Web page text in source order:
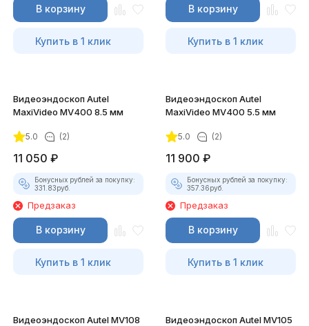
В корзину
Купить в 1 клик
В корзину
Купить в 1 клик
Видеоэндоскоп Autel
MaxiVideo MV400 8.5 мм
5.0 (2)
11 050 ₽
Бонусных рублей за покупку:
331.83руб.
Предзаказ
В корзину
Купить в 1 клик
Видеоэндоскоп Autel
MaxiVideo MV400 5.5 мм
5.0 (2)
11 900 ₽
Бонусных рублей за покупку:
357.36руб.
Предзаказ
В корзину
Купить в 1 клик
Видеоэндоскоп Autel MV108
Видеоэндоскоп Autel MV105